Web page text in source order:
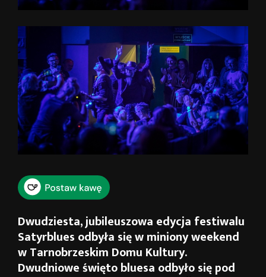
Dwudziesta, jubileuszowa edycja festiwalu
Satyrblues odbyła się w miniony weekend
w Tarnobrzeskim Domu Kultury.
Dwudniowe święto bluesa odbyło się pod